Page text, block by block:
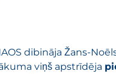
dibināja Žans-
viņš apstrīdēja